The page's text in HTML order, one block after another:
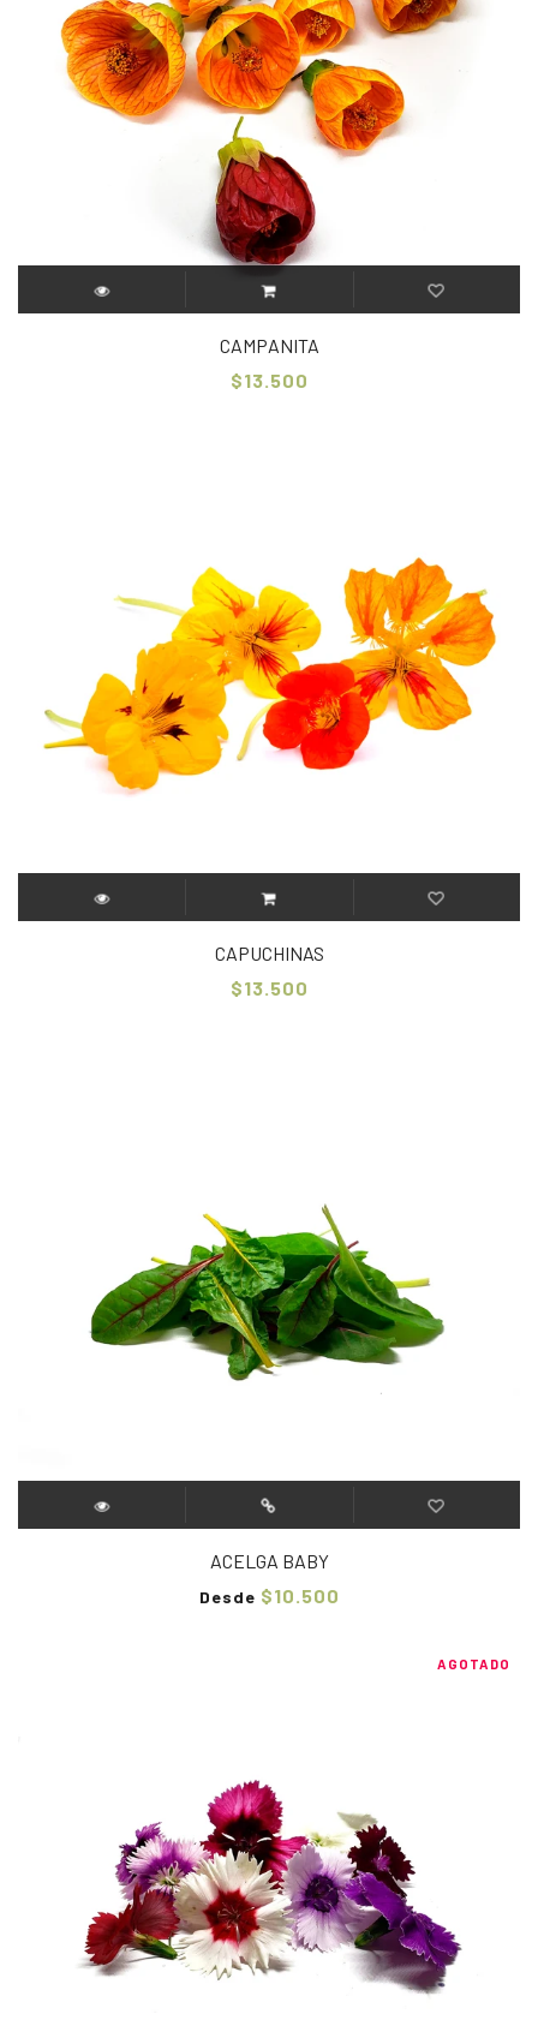
CAMPANITA
$13.500
CAPUCHINAS
$13.500
ACELGA BABY
Desde $10.500
AGOTADO